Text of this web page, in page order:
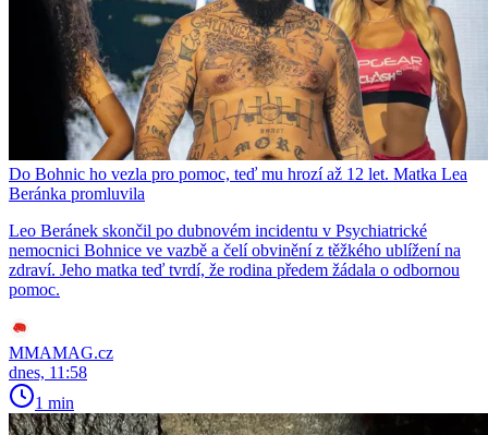
Do Bohnic ho vezla pro pomoc, teď mu hrozí až 12 let. Matka Lea
Beránka promluvila
Leo Beránek skončil po dubnovém incidentu v Psychiatrické
nemocnici Bohnice ve vazbě a čelí obvinění z těžkého ublížení na
zdraví. Jeho matka teď tvrdí, že rodina předem žádala o odbornou
pomoc.
MMAMAG.cz
dnes, 11:58
1 min